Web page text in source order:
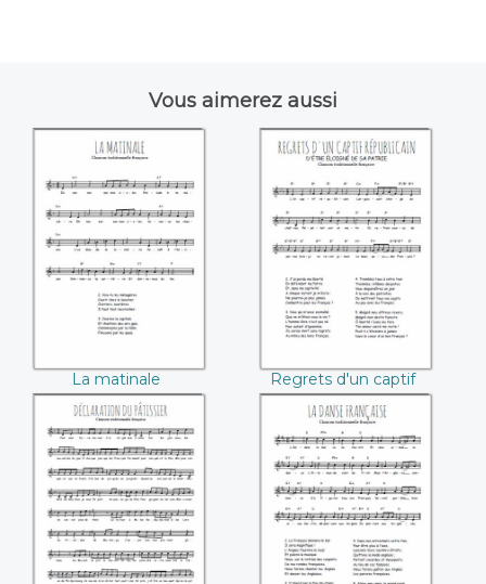
Vous aimerez aussi
La matinale
La matinale
Regrets d'un captif
républicain
Regrets d'un captif
républicain
Déclaration du
pâtissier
La danse française